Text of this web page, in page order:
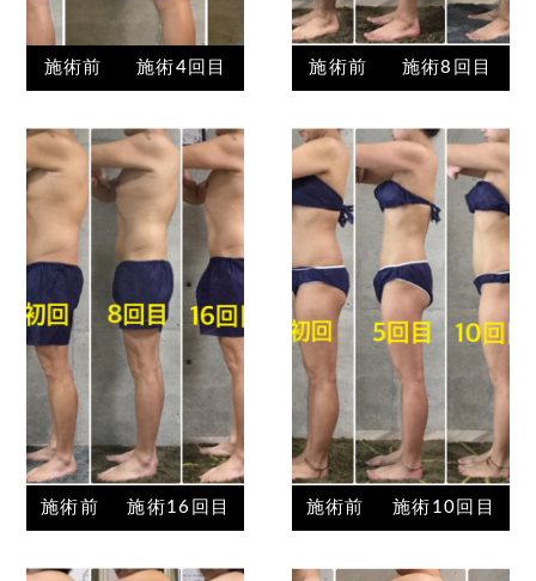
施術前 施術4回目 施術前 施術8回目
施術前 施術16回目 施術前 施術10回目